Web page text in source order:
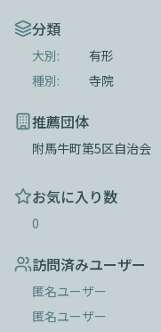
分類
大別:
有形
種別:
寺院
推薦団体
附馬牛町第5区自治会
お気に入り数
0
訪問済みユーザー
匿名ユーザー
匿名ユーザー